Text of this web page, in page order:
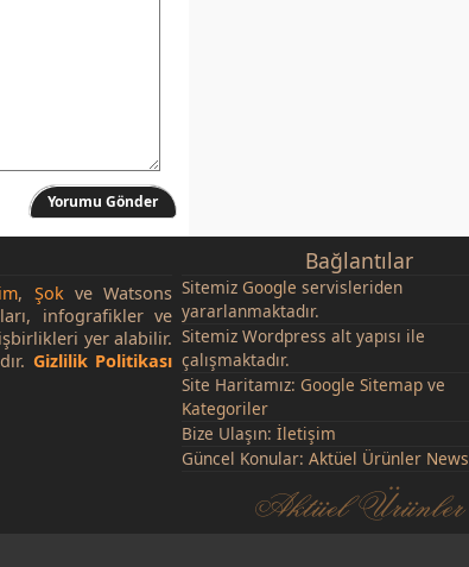
Yorumu Gönder
, Şok ve Watsons
infografikler ve
yer alabilir.
Gizlilik Politikası
Bağlantılar
Sitemiz Google servisleriden
yararlanmaktadır.
Sitemiz Wordpress alt yapısı ile
çalışmaktadır.
Site Haritamız: Google Sitemap ve
Kategoriler
Bize Ulaşın:İletişim
Güncel Konular:Aktüel Ürünler News